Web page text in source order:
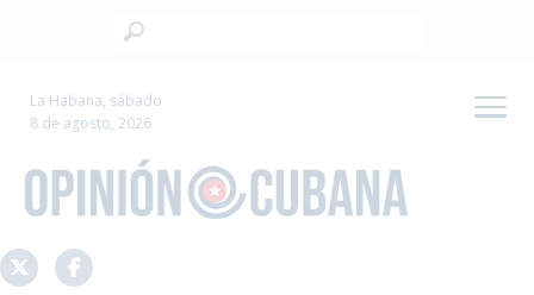
La Habana, sábado
8 de agosto, 2026